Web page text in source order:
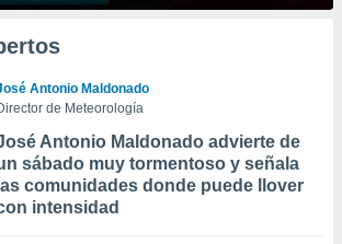
Antonio Maldonado
de Meteorología
Antonio Maldonado advierte de
sábado muy tormentoso y señala
las comunidades donde puede llover
intensidad